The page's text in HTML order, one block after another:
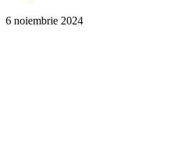
6 noiembrie 2024